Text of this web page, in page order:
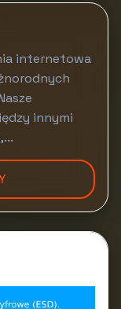
internetowa
innymi